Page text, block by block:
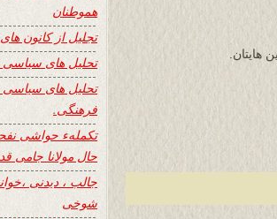
هموطنان
تجلیل از کانون
تحلیل های سیاسی
تحلیل های سیاسی
فرهنگی.
تکملهء حواشی
حال مولانا جامی
جالب ، دیدنی
شوخی